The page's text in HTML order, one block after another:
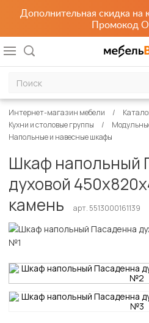
Дополнительная скидка на
Промокод
Интернет-магазин мебели
Кухни и столовые группы
Напольные и навесные шкафы
Шкаф напольный
духовой
камень
арт. 5513000161139